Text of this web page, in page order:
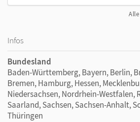
Infos
Bundesland
Baden-Württemberg, Bayern, Berlin,
Bremen, Hamburg, Hessen,
Niedersachsen, Nordrhein-Westfalen,
Saarland, Sachsen, Sachsen-Anhalt,
Thüringen